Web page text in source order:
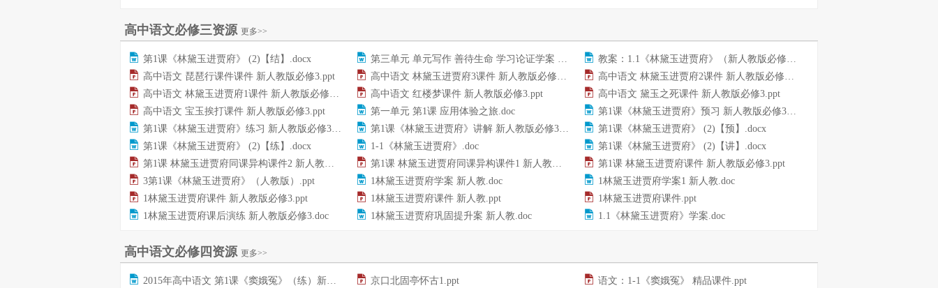
高中语文必修三资源 更多>>
第1课《林黛玉进贾府》 (2)【结】.docx 第三单元 单元写作 善待生命 学习论证学案 新人教.doc
教案：1.1《林黛玉进贾府》（新人教版必修3）.doc
高中语文 琵琶行课件课件 新人教版必修3.ppt
高中语文 林黛玉进贾府3课件 新人教版必修3.ppt
高中语文 林黛玉进贾府2课件 新人教版必修3.ppt
高中语文 林黛玉进贾府1课件 新人教版必修3.ppt
高中语文 红楼梦课件 新人教版必修3.ppt
高中语文 黛玉之死课件 新人教版必修3.ppt
高中语文 宝玉挨打课件 新人教版必修3.ppt
第一单元 第1课 应用体验之旅.doc
第1课《林黛玉进贾府》预习 新人教版必修3.doc
第1课《林黛玉进贾府》练习 新人教版必修3.doc
第1课《林黛玉进贾府》讲解 新人教版必修3.doc
第1课《林黛玉进贾府》 (2)【预】.docx
第1课《林黛玉进贾府》 (2)【练】.docx
1-1《林黛玉进贾府》.doc
第1课《林黛玉进贾府》 (2)【讲】.docx
第1课 林黛玉进贾府同课异构课件2 新人教版必修3.ppt
第1课 林黛玉进贾府同课异构课件1 新人教版必修3.ppt
第1课 林黛玉进贾府课件 新人教版必修3.ppt
3第1课《林黛玉进贾府》（人教版）.ppt
1林黛玉进贾府学案 新人教.doc
1林黛玉进贾府学案1 新人教.doc
1林黛玉进贾府课件 新人教版必修3.ppt
1林黛玉进贾府课件 新人教.ppt
1林黛玉进贾府课件.ppt
1林黛玉进贾府课后演练 新人教版必修3.doc
1林黛玉进贾府巩固提升案 新人教.doc 1.1《林黛玉进贾府》学案.doc
高中语文必修四资源 更多>>
2015年高中语文 第1课《窦娥冤》（练）新人教版必修4.doc 京口北固亭怀古1.ppt
语文：1-1《窦娥冤》 精品课件.ppt